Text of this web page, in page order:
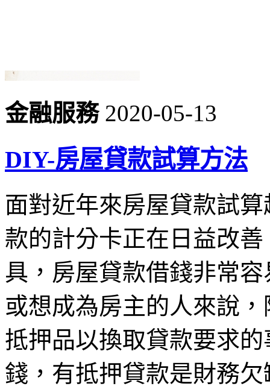
金融服務2020-05-13
DIY-房屋貸款試算方法
面對近年來房屋貸款試
款的計分卡正在日益改
具，房屋貸款借錢非常
或想成為房主的人來說
抵押品以換取貸款要求
錢，有抵押貸款是財務